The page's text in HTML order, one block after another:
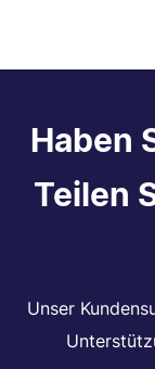
Haben
Teilen
Unser